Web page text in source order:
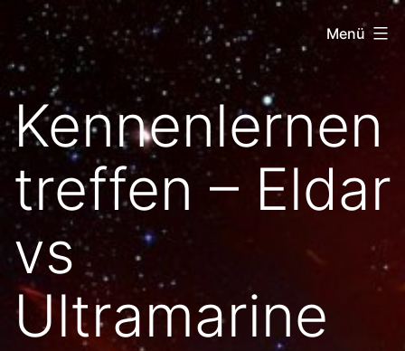
Zum
Inhalt
springen
Netz
der
Tausend
Tore
Menü
Kennenlernen
treffen – Eldar
vs
Ultramarine